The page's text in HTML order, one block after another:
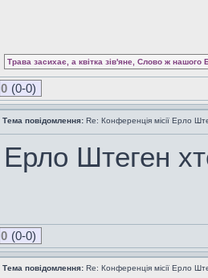
Трава засихає, а квітка зів'яне, Слово ж нашого
0 (0-0)
Тема повідомлення: Re: Конференція місії Ерло
Ерло Штеген
0 (0-0)
Тема повідомлення: Re: Конференція місії Ерло